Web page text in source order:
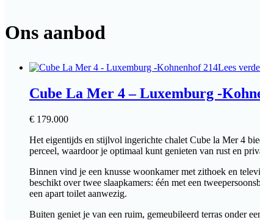
Ons aanbod
Lees
Cube La Mer 4 – Luxemburg -
€ 179.000
Het eigentijds en stijlvol ingerichte chalet Cube la Mer 4
perceel, waardoor je optimaal kunt genieten van rust en
Binnen vind je een knusse woonkamer met zithoek en
beschikt over twee slaapkamers: één met een
een apart toilet aanwezig.
Buiten geniet je van een ruim, gemeubileerd terras onder